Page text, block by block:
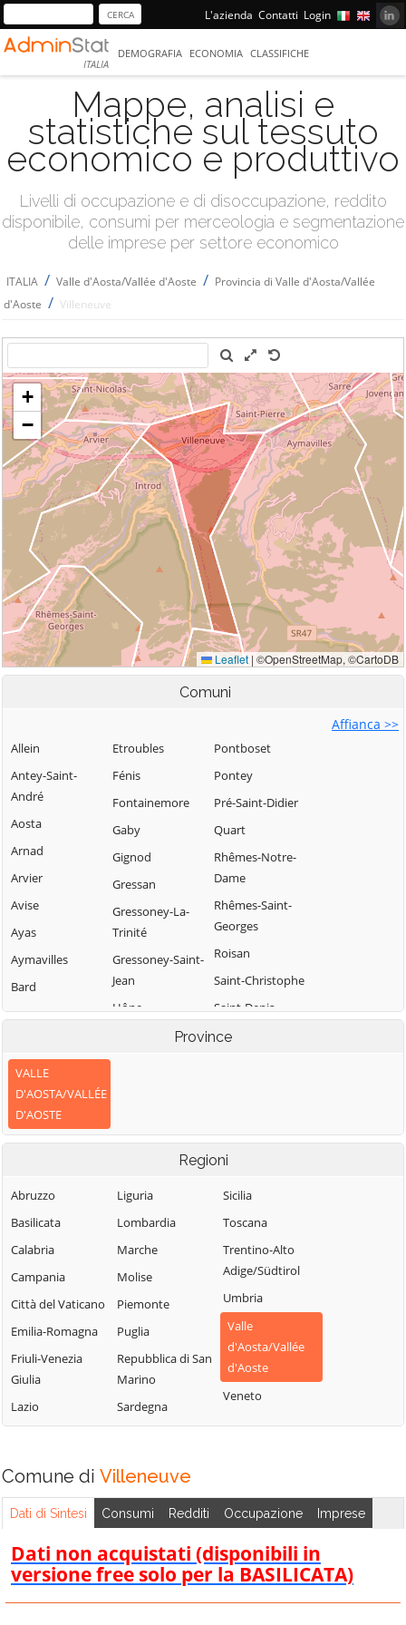
L'azienda Contatti Login
ITALIA
DEMOGRAFIA ECONOMIA CLASSIFICHE
Mappe, analisi e
statistiche sul tessuto
economico e produttivo
Livelli di occupazione e di disoccupazione, reddito
disponibile, consumi per merceologia e segmentazione
delle imprese per settore economico
ITALIA / Valle d'Aosta/Vallée d'Aoste / Provincia di Valle d'Aosta/Vallée
d'Aoste / Villeneuve
Comuni
Affianca >>
Allein
Antey-Saint-
André
Aosta
Arnad
Arvier
Avise
Ayas
Aymavilles
Bard
Bionaz
Brusson
Challand-Saint-
Anselme
Challand-Saint-
Chambave
Chamois
Champdepraz
Champorcher
Charvensod
Châtillon
Cogne
Courmayeur
Donnas
Etroubles
Fénis
Fontainemore
Gaby
Gignod
Gressan
Gressoney-La-
Trinité
Gressoney-Saint-
Jean
Hône
La Magdeleine
La Thuile
Lillianes
Montjovet
Morgex
Nus
Ollomont
Oyace
Perloz
Pollein
Pontboset
Pontey
Pré-Saint-Didier
Quart
Rhêmes-Notre-
Dame
Rhêmes-Saint-
Georges
Roisan
Saint-Christophe
Saint-Denis
Saint-Marcel
Saint-Rhémy-en-
Bosses
Saint-Vincent
Sarre
Torgnon
Valgrisenche
Valpelline
Valsavarenche
Valtournenche
Verrayes
Province
VALLE
D'AOSTA/VALLÉE
D'AOSTE
Regioni
Abruzzo
Basilicata
Calabria
Campania
Città del Vaticano
Emilia-Romagna
Friuli-Venezia
Giulia
Lazio
Liguria
Lombardia
Marche
Molise
Piemonte
Puglia
Repubblica di San
Marino
Sardegna
Sicilia
Toscana
Trentino-Alto
Adige/Südtirol
Umbria
Valle
d'Aosta/Vallée
d'Aoste
Veneto
Comune di Villeneuve
Dati di Sintesi Consumi Redditi Occupazione Imprese
Dati non acquistati (disponibili in
versione free solo per la BASILICATA)